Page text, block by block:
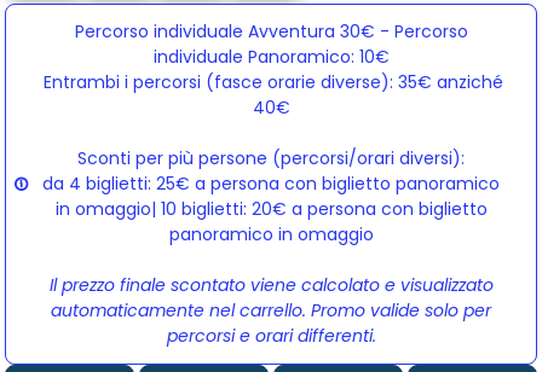
Percorso individuale Avventura 30€ - Percorso
individuale Panoramico: 10€
Entrambi i percorsi (fasce orarie diverse): 35€ anziché
40€
Sconti per più persone (percorsi/orari diversi):
da 4 biglietti: 25€ a persona con biglietto panoramico
in omaggio| 10 biglietti: 20€ a persona con biglietto
panoramico in omaggio
Il prezzo finale scontato viene calcolato e visualizzato
automaticamente nel carrello. Promo valide solo per
percorsi e orari differenti.